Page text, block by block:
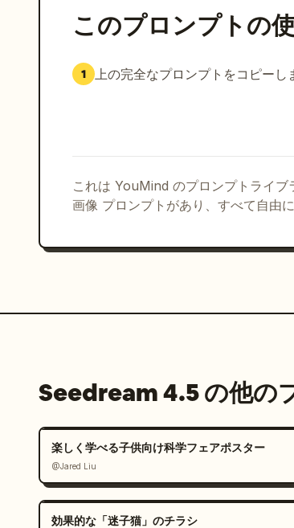
このプロンプトの
1 上の完全なプロンプトをコピーし
これは YouMind のプロンプトライ
画像 プロンプトがあり、すべて自由
Seedream 4.5 の他の
楽しく学べる子供向け科学フェアポスター
@Jared Liu
効果的な「迷子猫」のチラシ